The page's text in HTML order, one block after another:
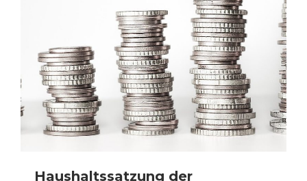
Haushaltssatzung der